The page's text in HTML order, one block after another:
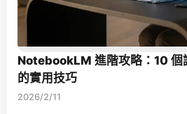
NotebookLM 進階攻略：10 個
的實用技巧
2026/2/11